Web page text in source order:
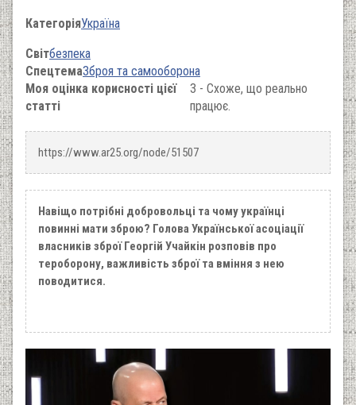
КатегоріяУкраїна
Світбезпека
СпецтемаЗброя та самооборона
Моя оцінка корисності цієї
статті
3 - Схоже, що реально
працює.
https://www.ar25.org/node/51507
Навіщо потрібні добровольці та чому українці
повинні мати зброю? Голова Української асоціації
власників зброї Георгій Учайкін розповів про
тероборону, важливість зброї та вміння з нею
поводитися.